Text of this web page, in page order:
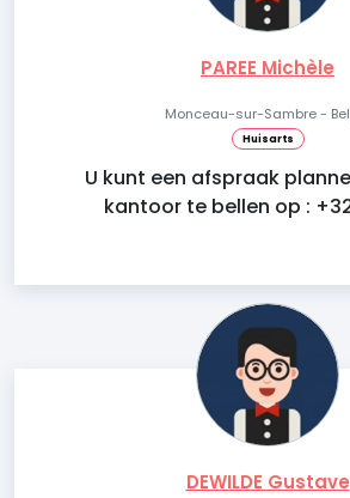
PAREE Michèle
Monceau-sur-Sambre -
Huisarts
U kunt een afspraak
kantoor te bellen op :
DEWILDE Gustave